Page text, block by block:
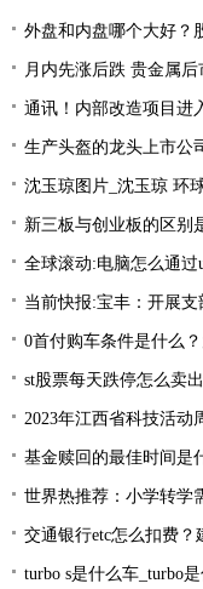
外盘和内盘哪个大好？
月内先涨后跌 贵金属
通讯！内部改造项目进
生产头盔的龙头上市公
沈玉琼图片_沈玉琼 环
新三板与创业板的区别
全球滚动:电脑怎么通过usb
当前快报:宝丰：开展支
0首付购车条件是什么
st股票每天跌停怎么卖
2023年江西省科技活动
基金赎回的最佳时间是
世界热推荐：小学转学需要什
交通银行etc怎么扣费？
turbo s是什么车_turbo